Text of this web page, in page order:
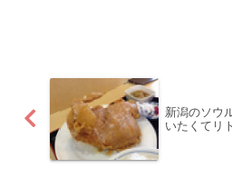
新潟のソウ
いたくてリ